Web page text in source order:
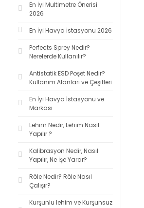
En İyi Multimetre Önerisi
2026
En İyi Havya İstasyonu 2026
Perfects Sprey Nedir?
Nerelerde Kullanılır?
Antistatik ESD Poşet Nedir?
Kullanım Alanları ve Çeşitleri
En İyi Havya İstasyonu ve
Markası
Lehim Nedir, Lehim Nasıl
Yapılır ?
Kalibrasyon Nedir, Nasıl
Yapılır, Ne İşe Yarar?
Röle Nedir? Röle Nasıl
Çalışır?
Kurşunlu lehim ve Kurşunsuz